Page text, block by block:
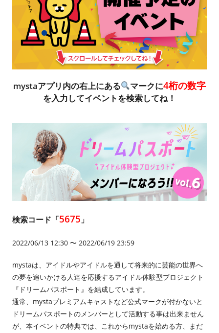
mystaアプリ内の右上にある マークに4桁の数字
を入力してイベントを検索してね！
検索コード「5675 」
2022/06/13 12:30 〜 2022/06/19 23:59
mystaは、アイドルやアイドルを通して将来的に芸能の世界へ
の夢を追いかける人達を応援するアイドル体験型プロジェクト
『ドリームパスポート』を結成しています。
通常、mystaプレミアムキャストなど公式マークが付かないと
ドリームパスポートのメンバーとして活動する事は出来ません
が、本イベントの特典では、これからmystaを始める方、まだ